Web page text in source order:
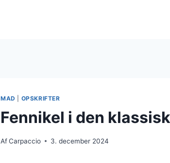
MAD OPSKRIFTER
Fennikel i den
AfCarpaccio 3. december 2024